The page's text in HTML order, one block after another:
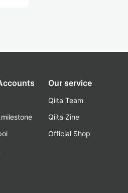
Our service
Qiita Team
Qiita Zine
Official Shop